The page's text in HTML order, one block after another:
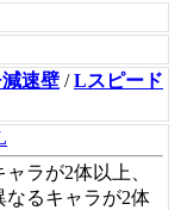
速壁 /Lスピード
ラが2体以上、
なるキャラが2体